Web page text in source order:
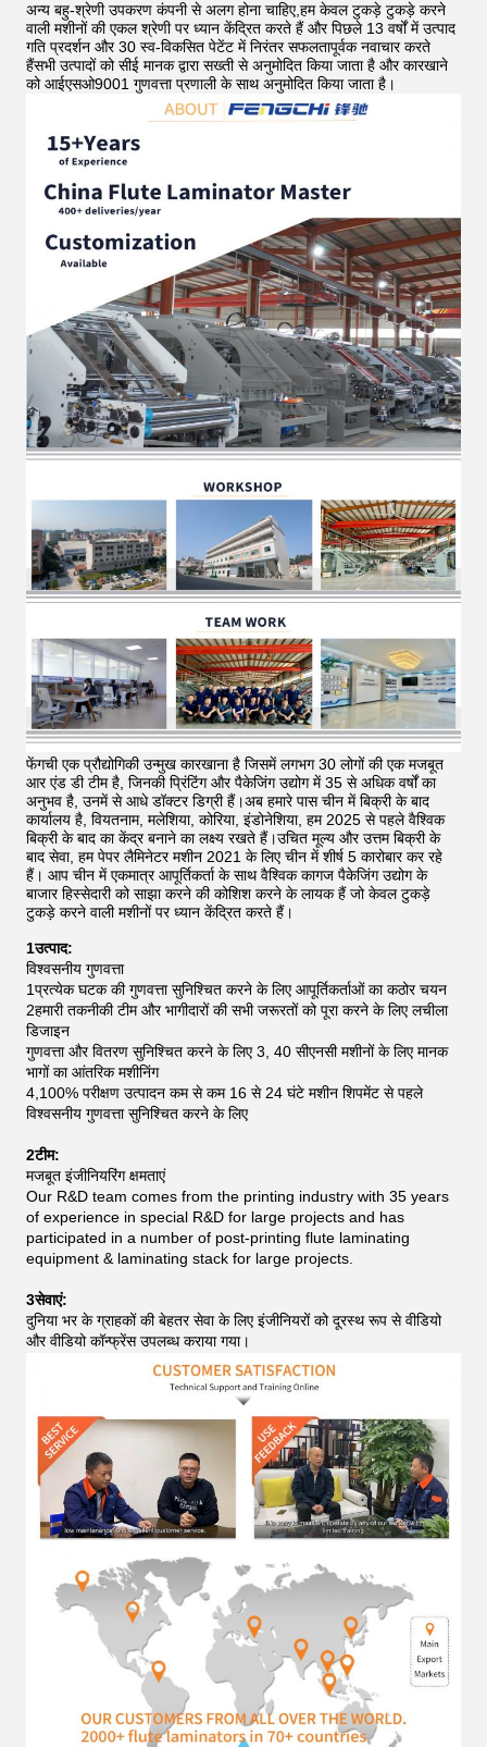
अन्य बहु-श्रेणी उपकरण कंपनी से अलग होना चाहिए,हम केवल टुकड़े टुकड़े करने
वाली मशीनों की एकल श्रेणी पर ध्यान केंद्रित करते हैं और पिछले 13 वर्षों में उत्पाद
गति प्रदर्शन और 30 स्व-विकसित पेटेंट में निरंतर सफलतापूर्वक नवाचार करते
हैंसभी उत्पादों को सीई मानक द्वारा सख्ती से अनुमोदित किया जाता है और कारखाने
को आईएसओ9001 गुणवत्ता प्रणाली के साथ अनुमोदित किया जाता है।
फेंगची एक प्रौद्योगिकी उन्मुख कारखाना है जिसमें लगभग 30 लोगों की एक मजबूत
आर एंड डी टीम है, जिनकी प्रिंटिंग और पैकेजिंग उद्योग में 35 से अधिक वर्षों का
अनुभव है, उनमें से आधे डॉक्टर डिग्री हैं।अब हमारे पास चीन में बिक्री के बाद
कार्यालय है, वियतनाम, मलेशिया, कोरिया, इंडोनेशिया, हम 2025 से पहले वैश्विक
बिक्री के बाद का केंद्र बनाने का लक्ष्य रखते हैं।उचित मूल्य और उत्तम बिक्री के
बाद सेवा, हम पेपर लैमिनेटर मशीन 2021 के लिए चीन में शीर्ष 5 कारोबार कर रहे
हैं। आप चीन में एकमात्र आपूर्तिकर्ता के साथ वैश्विक कागज पैकेजिंग उद्योग के
बाजार हिस्सेदारी को साझा करने की कोशिश करने के लायक हैं जो केवल टुकड़े
टुकड़े करने वाली मशीनों पर ध्यान केंद्रित करते हैं।
1उत्पाद:
विश्वसनीय गुणवत्ता
1प्रत्येक घटक की गुणवत्ता सुनिश्चित करने के लिए आपूर्तिकर्ताओं का कठोर चयन
2हमारी तकनीकी टीम और भागीदारों की सभी जरूरतों को पूरा करने के लिए लचीला
डिजाइन
गुणवत्ता और वितरण सुनिश्चित करने के लिए 3, 40 सीएनसी मशीनों के लिए मानक
भागों का आंतरिक मशीनिंग
4,100% परीक्षण उत्पादन कम से कम 16 से 24 घंटे मशीन शिपमेंट से पहले
विश्वसनीय गुणवत्ता सुनिश्चित करने के लिए
2टीम:
मजबूत इंजीनियरिंग क्षमताएं
Our R&D team comes from the printing industry with 35 years
of experience in special R&D for large projects and has
participated in a number of post-printing flute laminating
equipment & laminating stack for large projects.
3सेवाएं:
दुनिया भर के ग्राहकों की बेहतर सेवा के लिए इंजीनियरों को दूरस्थ रूप से वीडियो
और वीडियो कॉन्फ्रेंस उपलब्ध कराया गया।